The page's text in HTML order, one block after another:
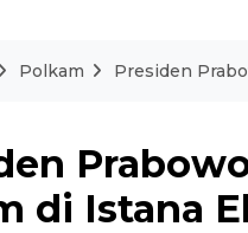
Polkam Presiden
di Istana